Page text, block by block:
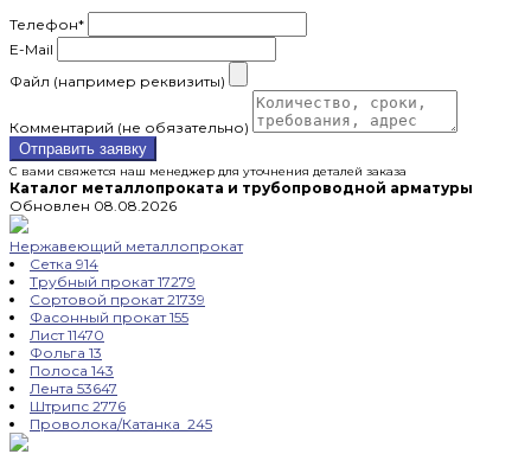
Телефон*
E-Mail
Файл (например реквизиты)
Комментарий (не обязательно)
Отправить заявку
С вами свяжется наш менеджер для уточнения деталей заказа
Каталог металлопроката и трубопроводной арматуры
Обновлен 08.08.2026
Нержавеющий металлопрокат
Сетка 914
Трубный прокат17279
Сортовой прокат21739
Фасонный прокат155
Лист11470
Фольга 13
Полоса 143
Лента 53647
Штрипс 2776
Проволока/Катанка 245